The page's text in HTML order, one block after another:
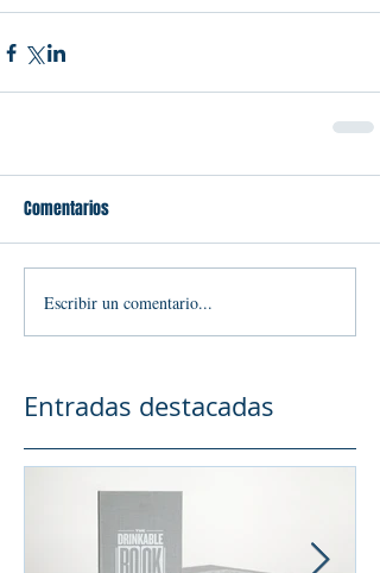
Comentarios
Escribir un comentario...
Entradas destacadas